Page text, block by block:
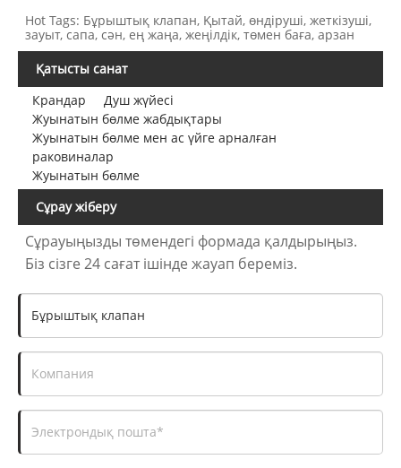
Hot Tags: Бұрыштық клапан, Қытай, өндіруші, жеткізуші,
зауыт, сапа, сән, ең жаңа, жеңілдік, төмен баға, арзан
Қатысты санат
Крандар
Душ жүйесі
Жуынатын бөлме жабдықтары
Жуынатын бөлме мен ас үйге арналған
раковиналар
Жуынатын бөлме
Сұрау жіберу
Сұрауыңызды төмендегі формада қалдырыңыз.
Біз сізге 24 сағат ішінде жауап береміз.